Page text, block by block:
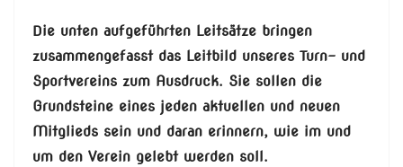
Die unten aufgeführten Leitsätze bringen
zusammengefasst das Leitbild unseres Turn- und
Sportvereins zum Ausdruck. Sie sollen die
Grundsteine eines jeden aktuellen und neuen
Mitglieds sein und daran erinnern, wie im und
um den Verein gelebt werden soll.